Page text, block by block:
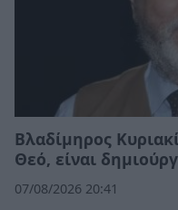
Βλαδίμηρος
Θεό, είναι
07/08/2026 20:41